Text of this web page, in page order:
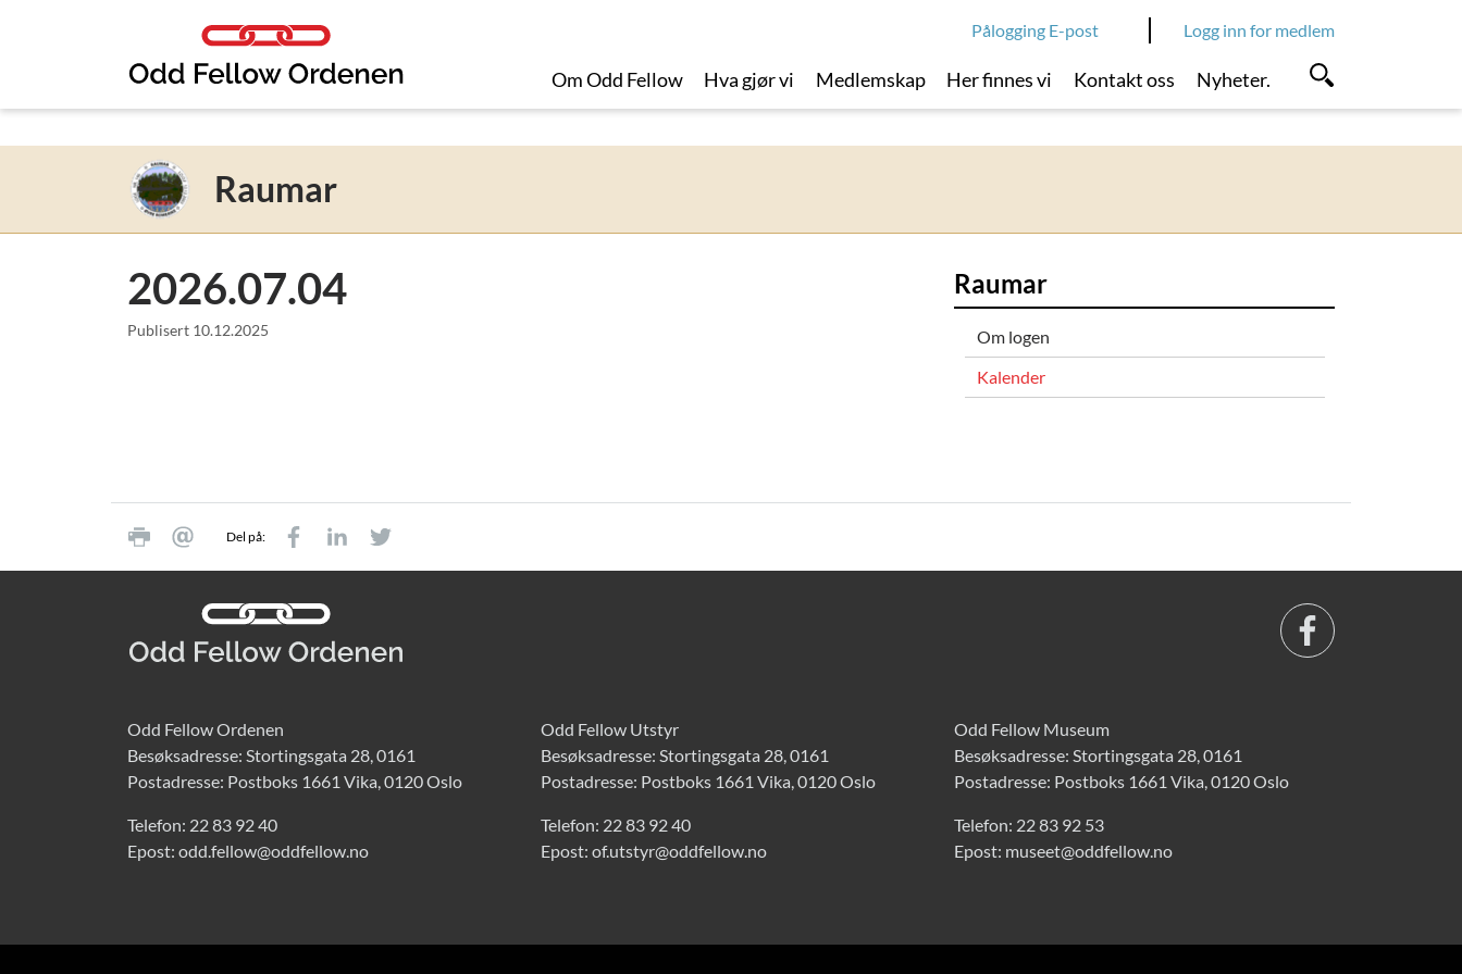
Logg inn for medlem
Pålogging E-post
Om Odd Fellow Hva gjør vi Medlemskap Her finnes vi Kontakt oss Nyheter.
Raumar
2026.07.04
Publisert 10.12.2025
Raumar
Om logen
Kalender
Del på:
Odd Fellow Ordenen
Besøksadresse: Stortingsgata 28, 0161
Postadresse: Postboks 1661 Vika, 0120 Oslo
Telefon: 22 83 92 40
Epost: odd.fellow@oddfellow.no
Odd Fellow Utstyr
Besøksadresse: Stortingsgata 28, 0161
Postadresse: Postboks 1661 Vika, 0120 Oslo
Telefon: 22 83 92 40
Epost: of.utstyr@oddfellow.no
Odd Fellow Museum
Besøksadresse: Stortingsgata 28, 0161
Postadresse: Postboks 1661 Vika, 0120 Oslo
Telefon: 22 83 92 53
Epost: museet@oddfellow.no